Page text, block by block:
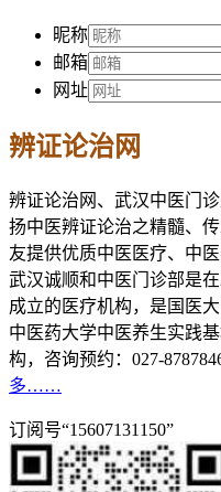
昵称
邮箱
网址
辨证论治网
辨证论治网、武汉中医门
扬中医辨证论治之精髓、
友提供优质中医医疗、中
武汉诚顺和中医门诊部是
成立的医疗机构，是国医
中医药大学中医养生实践
构，咨询预约：027-
多……
订阅号“15607131150”